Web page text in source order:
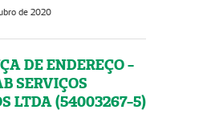
de 2020
DE ENDEREÇO -
SERVIÇOS
LTDA (54003267-5)